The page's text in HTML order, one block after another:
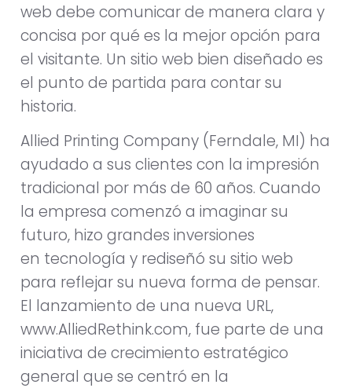
web debe comunicar de manera clara y
concisa por qué es la mejor opción para
el visitante. Un sitio web bien diseñado es
el punto de partida para contar su
historia.
Allied Printing Company (Ferndale, MI) ha
ayudado a sus clientes con la impresión
tradicional por más de 60 años. Cuando
la empresa comenzó a imaginar su
futuro, hizo grandes inversiones
en tecnología y rediseñó su sitio web
para reflejar su nueva forma de pensar.
El lanzamiento de una nueva URL,
www.AlliedRethink.com, fue parte de una
iniciativa de crecimiento estratégico
general que se centró en la